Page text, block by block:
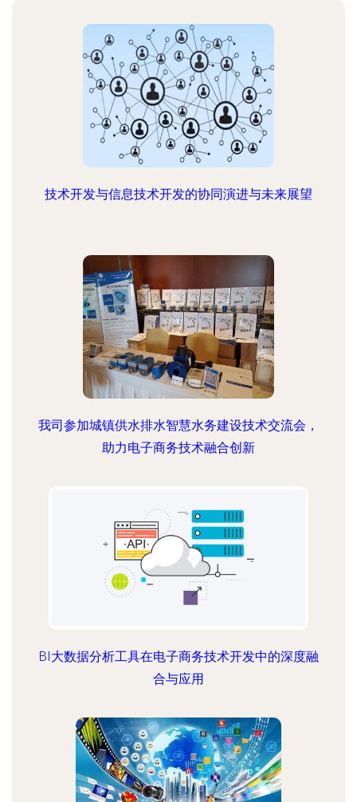
技术开发与信息技术开发的协同演进与未来展望
我司参加城镇供水排水智慧水务建设技术交流会，
助力电子商务技术融合创新
BI大数据分析工具在电子商务技术开发中的深度融
合与应用